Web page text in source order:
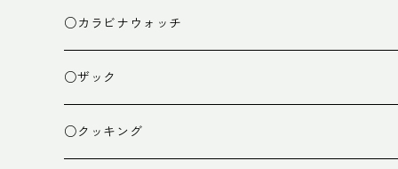
○カラビナウォッチ
○ザック
ザック
○クッキング